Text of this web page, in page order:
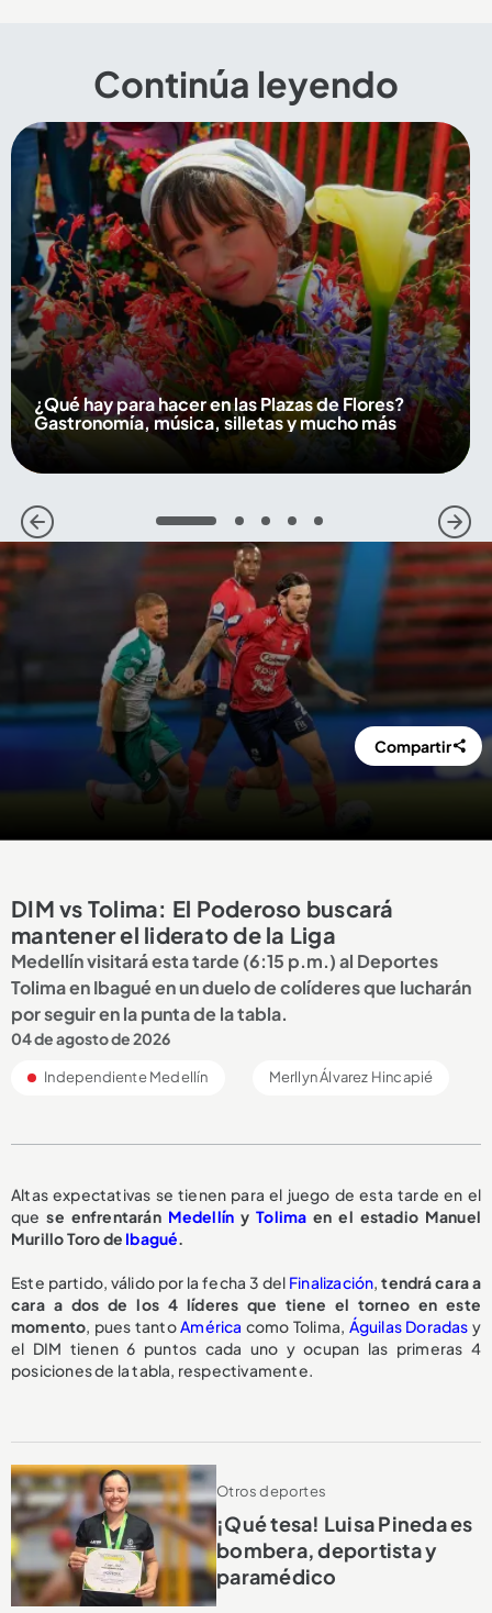
Continúa leyendo
¿Qué hay para hacer en las Plazas de Flores?
Gastronomía, música, silletas y mucho más
1 2 3 4 5
Compartir
DIM vs Tolima: El Poderoso buscará
mantener el liderato de la Liga
Medellín visitará esta tarde (6:15 p.m.) al Deportes
Tolima en Ibagué en un duelo de colíderes que lucharán
por seguir en la punta de la tabla.
04 de agosto de 2026
Independiente Medellín Merllyn Álvarez Hincapié
Altas expectativas se tienen para el juego de esta tarde en el
quese enfrentarán MedellínyTolimaen el estadio Manuel
Murillo Toro de Ibagué.
Este partido, válido por la fecha 3 del Finalización,tendrá cara a
cara a dos de los 4 líderes que tiene el torneo en este
momento, pues tantoAmérica como Tolima, Águilas Doradas y
el DIM tienen 6 puntos cada uno y ocupan las primeras 4
posiciones de la tabla, respectivamente.
Otros deportes
¡Qué tesa! Luisa Pineda es
bombera, deportista y
paramédico